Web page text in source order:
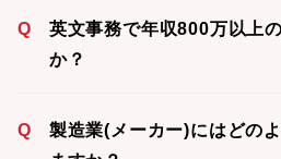
Q
英文事務で年収800万以上
か？
Q
製造業(メーカー)にはどの